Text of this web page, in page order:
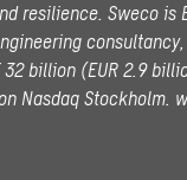
resilience. Sweco is
32 billion (EUR 2.9
Nasdaq Stockholm.